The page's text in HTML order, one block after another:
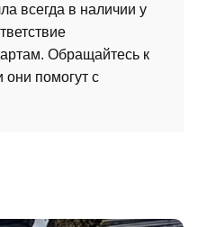
всегда в наличии у
Обращайтесь к
они помогут с